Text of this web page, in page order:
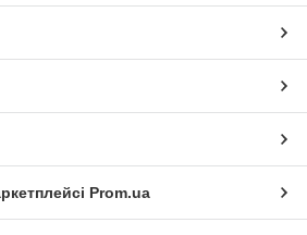
Prom.ua